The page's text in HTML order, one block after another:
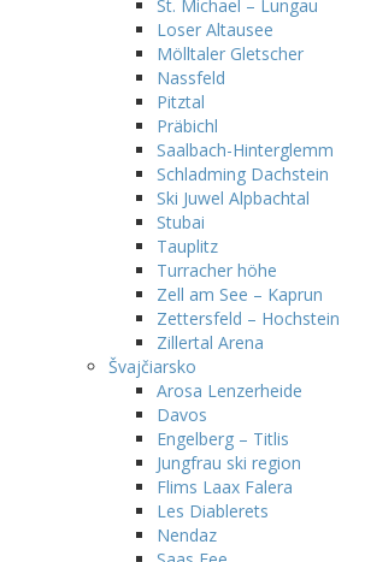
St. Michael – Lungau
Loser Altausee
Mölltaler Gletscher
Nassfeld
Pitztal
Präbichl
Saalbach-Hinterglemm
Schladming Dachstein
Ski Juwel Alpbachtal
Stubai
Tauplitz
Turracher höhe
Zell am See – Kaprun
Zettersfeld – Hochstein
Zillertal Arena
Švajčiarsko
Arosa Lenzerheide
Davos
Engelberg – Titlis
Jungfrau ski region
Flims Laax Falera
Les Diablerets
Nendaz